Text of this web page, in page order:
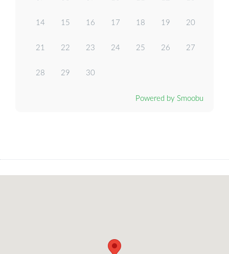
14 15 16 17 18 19 20
21 22 23 24 25 26 27
28 29 30
Powered by Smoobu